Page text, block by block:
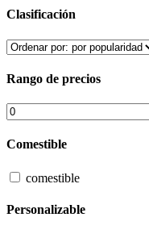
Clasificación
Rango de precios
Comestible
comestible
Personalizable